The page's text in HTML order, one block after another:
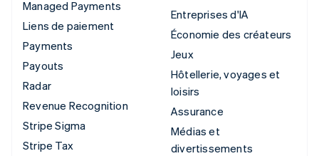
Managed Payments
Liens de paiement
Payments
Payouts
Radar
Revenue Recognition
Stripe Sigma
Stripe Tax
Entreprises d'IA
Économie des créateurs
Jeux
Hôtellerie, voyages et
loisirs
Assurance
Médias et
divertissements